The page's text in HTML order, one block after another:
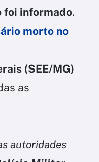
foi informado.
morto no
(SEE/MG)
as
autoridades